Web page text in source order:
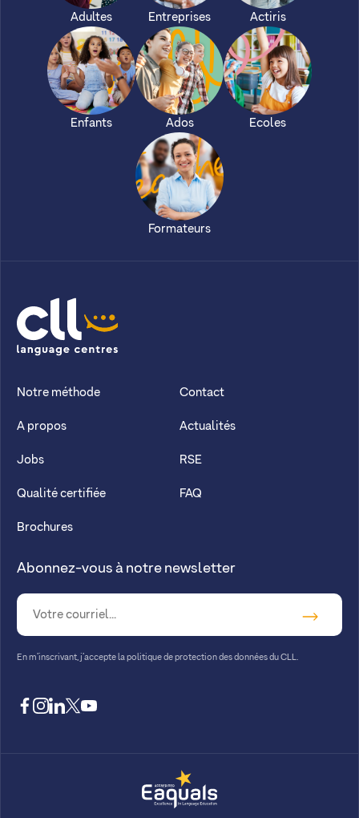
Adultes Entreprises Actiris
Enfants Ados Ecoles
Formateurs
CLL
Notre méthode
A propos
Jobs
Qualité certifiée
Brochures
Contact
Actualités
RSE
FAQ
Abonnez-vous à notre newsletter
En m’inscrivant, j’accepte la politique de protection des données du CLL.
facebook
instagram
linkedin
twitteryoutube